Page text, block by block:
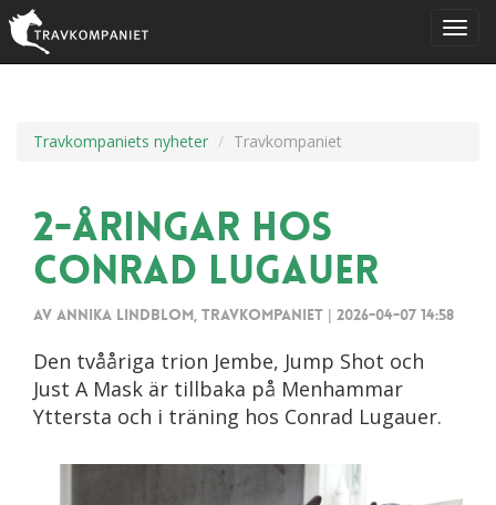
Travkompaniets nyheter Travkompaniet
2-åringar hos
Conrad Lugauer
Av Annika Lindblom, Travkompaniet | 2026-04-07 14:58
Den tvååriga trion Jembe, Jump Shot och
Just A Mask är tillbaka på Menhammar
Yttersta och i träning hos Conrad Lugauer.